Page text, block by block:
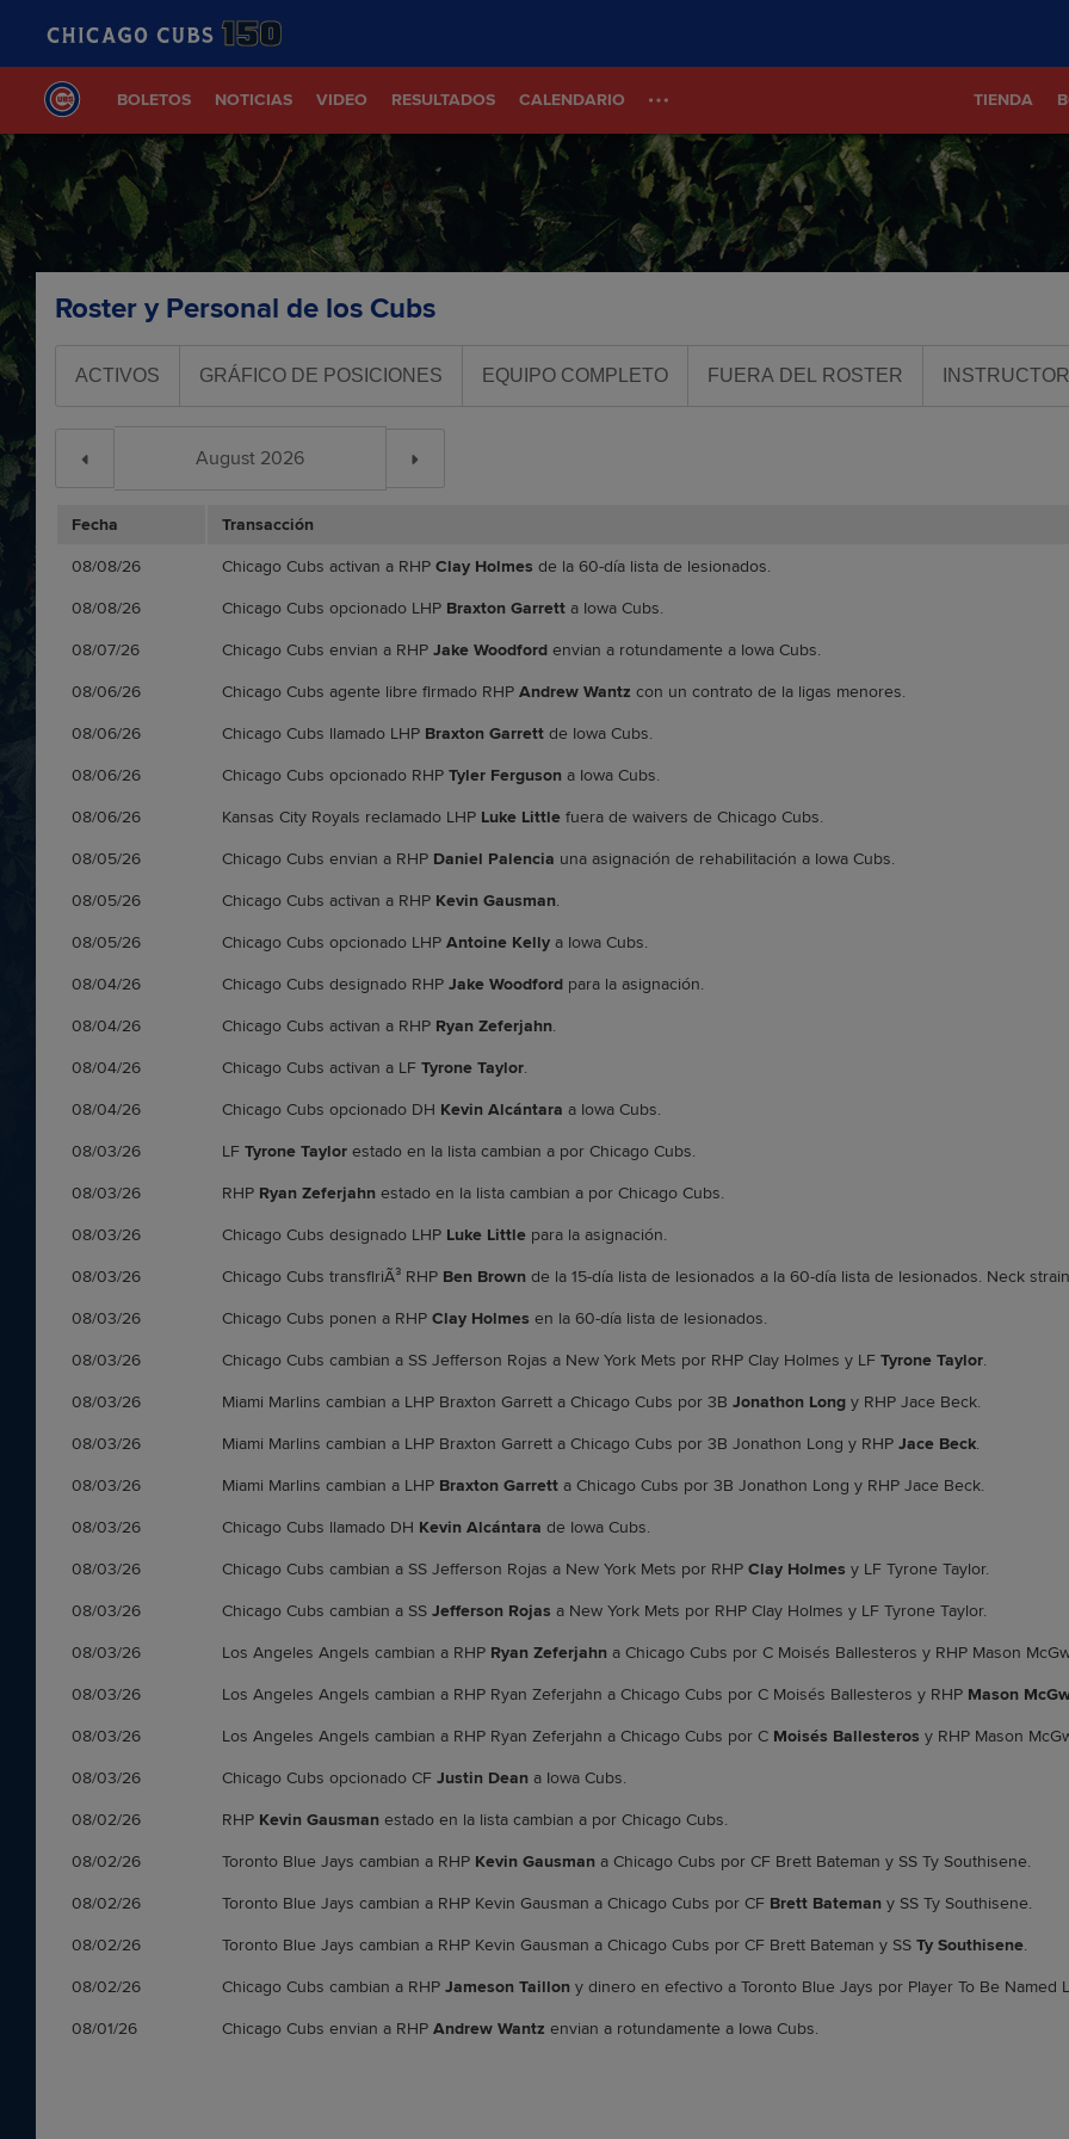
BOLETOS NOTICIAS VIDEO RESULTADOS CALENDARIO TIENDA
Roster y Personal de los Cubs
ACTIVOS GRÁFICO DE POSICIONES EQUIPO COMPLETO FUERA DEL ROSTER
Fecha Transacción
08/08/26 Chicago Cubs activan a RHP Clay Holmes de la 60-día lista de lesionados.
08/08/26 Chicago Cubs opcionado LHP Braxton Garrett a Iowa Cubs.
08/07/26 Chicago Cubs envian a RHP Jake Woodford envian a rotundamente a Iowa Cubs.
08/06/26 Chicago Cubs agente libre firmado RHP Andrew Wantz con un contrato de la ligas menores.
08/06/26 Chicago Cubs llamado LHP Braxton Garrett de Iowa Cubs.
08/06/26 Chicago Cubs opcionado RHP Tyler Ferguson a Iowa Cubs.
08/06/26 Kansas City Royals reclamado LHP Luke Little fuera de waivers de Chicago Cubs.
08/05/26 Chicago Cubs envian a RHP Daniel Palencia una asignación de rehabilitación a Iowa Cubs.
08/05/26 Chicago Cubs activan a RHP Kevin Gausman.
08/05/26 Chicago Cubs opcionado LHP Antoine Kelly a Iowa Cubs.
08/04/26 Chicago Cubs designado RHP Jake Woodford para la asignación.
08/04/26 Chicago Cubs activan a RHP Ryan Zeferjahn.
08/04/26 Chicago Cubs activan a LF Tyrone Taylor.
08/04/26 Chicago Cubs opcionado DH Kevin Alcántara a Iowa Cubs.
08/03/26 LF Tyrone Taylor estado en la lista cambian a por Chicago Cubs.
08/03/26 RHP Ryan Zeferjahn estado en la lista cambian a por Chicago Cubs.
08/03/26 Chicago Cubs designado LHP Luke Little para la asignación.
08/03/26 Chicago Cubs transfiriÃ³ RHP Ben Brown de la 15-día lista de lesionados a la 60-día lista de lesionados. Neck
08/03/26 Chicago Cubs ponen a RHP Clay Holmes en la 60-día lista de lesionados.
08/03/26 Chicago Cubs cambian a SS Jefferson Rojas a New York Mets por RHP Clay Holmes y LF Tyrone Taylor.
08/03/26 Miami Marlins cambian a LHP Braxton Garrett a Chicago Cubs por 3B Jonathon Long y RHP Jace Beck.
08/03/26 Miami Marlins cambian a LHP Braxton Garrett a Chicago Cubs por 3B Jonathon Long y RHP Jace Beck.
08/03/26 Miami Marlins cambian a LHP Braxton Garrett a Chicago Cubs por 3B Jonathon Long y RHP Jace Beck.
08/03/26 Chicago Cubs llamado DH Kevin Alcántara de Iowa Cubs.
08/03/26 Chicago Cubs cambian a SS Jefferson Rojas a New York Mets por RHP Clay Holmes y LF Tyrone Taylor.
08/03/26 Chicago Cubs cambian a SS Jefferson Rojas a New York Mets por RHP Clay Holmes y LF Tyrone Taylor.
08/03/26 Los Angeles Angels cambian a RHP Ryan Zeferjahn a Chicago Cubs por C Moisés Ballesteros y RHP Mason
08/03/26 Los Angeles Angels cambian a RHP Ryan Zeferjahn a Chicago Cubs por C Moisés Ballesteros y RHP Mason
08/03/26 Los Angeles Angels cambian a RHP Ryan Zeferjahn a Chicago Cubs por C Moisés Ballesteros y RHP Mason
08/03/26 Chicago Cubs opcionado CF Justin Dean a Iowa Cubs.
08/02/26 RHP Kevin Gausman estado en la lista cambian a por Chicago Cubs.
08/02/26 Toronto Blue Jays cambian a RHP Kevin Gausman a Chicago Cubs por CF Brett Bateman y SS Ty Southisene.
08/02/26 Toronto Blue Jays cambian a RHP Kevin Gausman a Chicago Cubs por CF Brett Bateman y SS Ty Southisene.
08/02/26 Toronto Blue Jays cambian a RHP Kevin Gausman a Chicago Cubs por CF Brett Bateman y SS Ty Southisene.
08/02/26 Chicago Cubs cambian a RHP Jameson Taillon y dinero en efectivo a Toronto Blue Jays por Player To Be Named
08/01/26 Chicago Cubs envian a RHP Andrew Wantz envian a rotundamente a Iowa Cubs.